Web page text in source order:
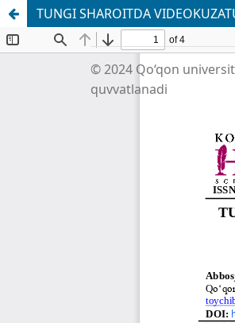
TUNGI SHAROITDA
© 2024 Qo‘qon
quvvatlanadi